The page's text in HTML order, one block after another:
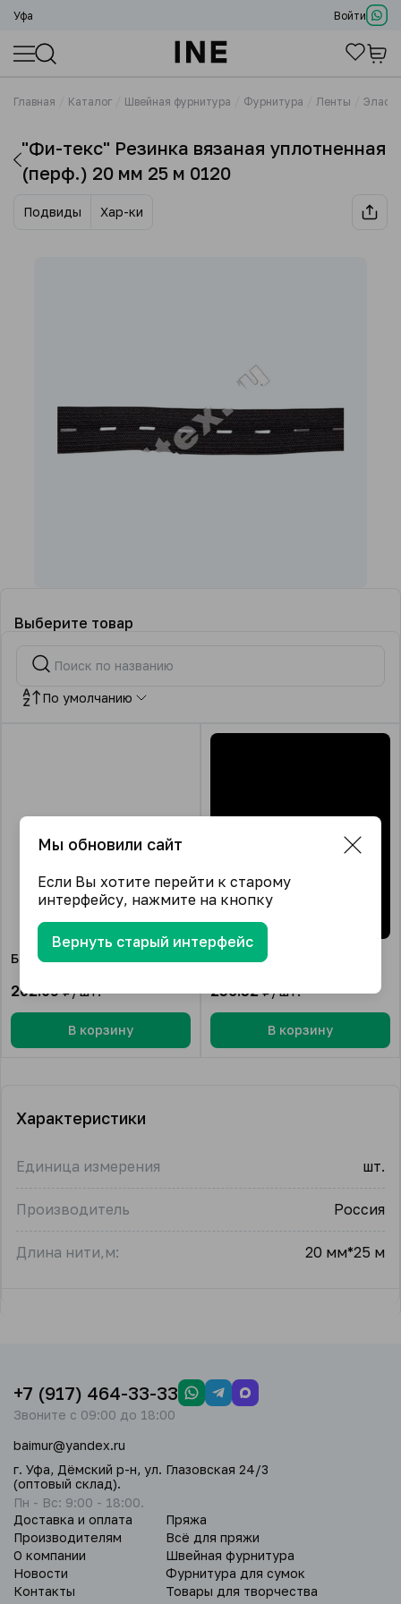
Уфа Войти
Главная Каталог Швейная фурнитура Фурнитура Ленты
"Фи-текс" Резинка вязаная уплотненная
(перф.) 20 мм 25 м 0120
Подвиды Хар-ки
Выберите товар
По умолчанию
Белый
202.09₽/шт.
В корзину
256.52₽/шт.
В корзину
Характеристики
Единица измерения шт.
Производитель Россия
Длина нити,м: 20 мм*25 м
Доставка и оплата
Производителям
О компании
Новости
Контакты
Пряжа
Всё для пряжи
Швейная фурнитура
Фурнитура для сумок
Товары для творчества
+7 (917) 464-33-33
Звоните с 09:00 до 18:00
baimur@yandex.ru
г. Уфа, Дёмский р-н, ул. Глазовская 24/3
(оптовый склад).
Пн - Вс: 9:00 - 18:00.
Мы обновили сайт
Если Вы хотите перейти к старому
интерфейсу, нажмите на кнопку
Вернуть старый интерфейс